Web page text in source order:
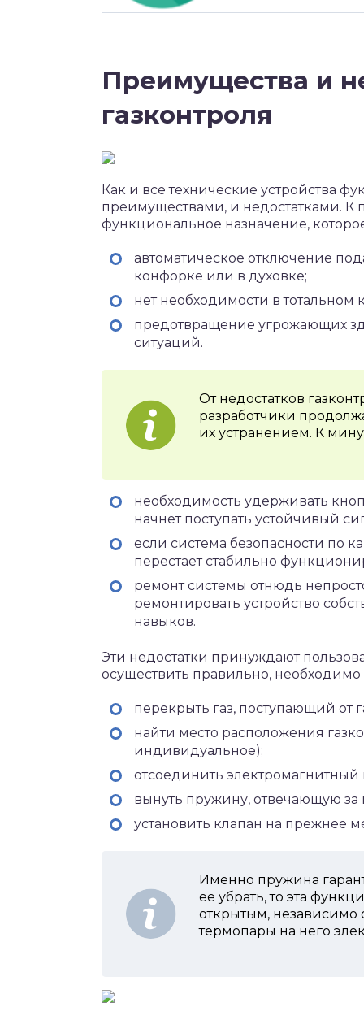
Преимущества и
газконтроля
Как и все технические устройства
преимуществами, и недостатками. К
функциональное назначение,
автоматическое отключение
конфорке или в духовке;
нет необходимости в тотальном
предотвращение угрожающих
ситуаций.
От недостатков
разработчики
их устранением. К
необходимость удерживать
начнет поступать устойчивый
если система безопасности по
перестает стабильно
ремонт системы отнюдь
ремонтировать устройство
навыков.
Эти недостатки принуждают
осуществить правильно,
перекрыть газ, поступающий от
найти место расположения
индивидуальное);
отсоединить электромагнитный
вынуть пружину, отвечающую за
установить клапан на прежнее
Именно пружина
ее убрать, то эта
открытым, независимо
термопары на него